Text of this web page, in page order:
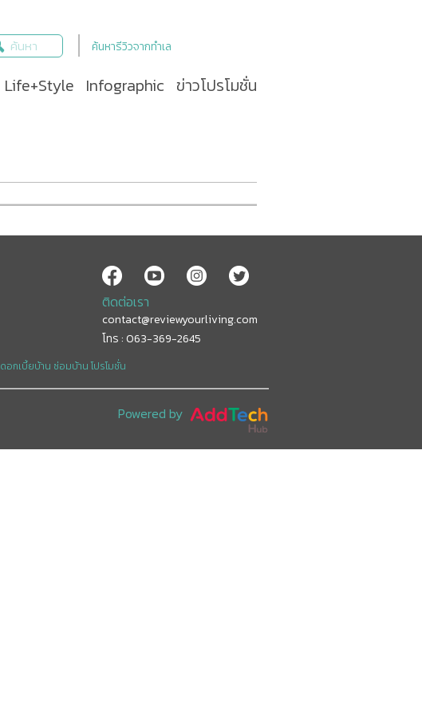
ค้นหารีวิวจากทำเล
Life+Style Infographic ข่าวโปรโมชั่น
ติดต่อเรา
contact@reviewyourliving.com
โทร : 063-369-2645
ดอกเบี้ยบ้าน ซ่อมบ้านโปรโมชั่น
Powered by